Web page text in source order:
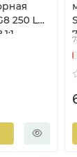
250 LH